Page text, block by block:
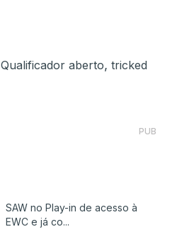
Qualificador aberto, tricked
PUB
SAW no Play-in de acesso à
EWC e já co...